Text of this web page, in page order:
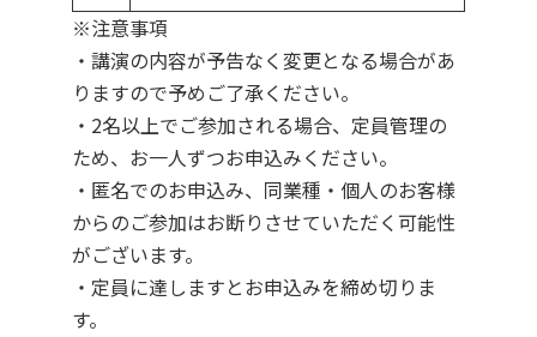
※注意事項
・講演の内容が予告なく変更となる場合があ
りますので予めご了承ください。
・2名以上でご参加される場合、定員管理の
ため、お一人ずつお申込みください。
・匿名でのお申込み、同業種・個人のお客様
からのご参加はお断りさせていただく可能性
がございます。
・定員に達しますとお申込みを締め切りま
す。